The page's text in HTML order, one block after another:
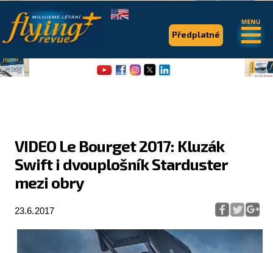
VIDEO Le Bourget 2017: Kluzák
Swift i dvouplošník Starduster
mezi obry
23.6.2017
Předplatné
.
Flying Revue
Pro piloty